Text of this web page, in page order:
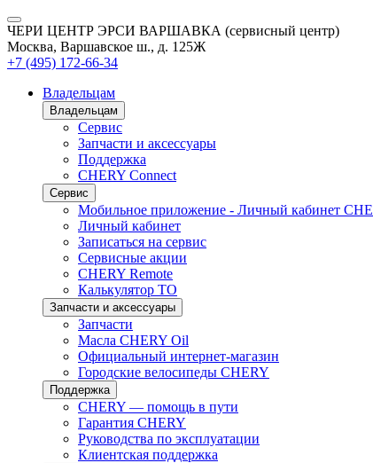
ЧЕРИ ЦЕНТР ЭРСИ ВАРШАВКА (сервисный центр)
Москва, Варшавское ш., д. 125Ж
+7 (495) 172-66-34
Владельцам
Владельцам
Сервис
Запчасти и аксессуары
Поддержка
CHERY Connect
Сервис
Мобильное приложение - Личный кабинет
Личный кабинет
Записаться на сервис
Сервисные акции
CHERY Remote
Калькулятор ТО
Запчасти и аксессуары
Запчасти
Масла CHERY Oil
Официальный интернет-магазин
Городские велосипеды CHERY
Поддержка
CHERY — помощь в пути
Гарантия CHERY
Руководства по эксплуатации
Клиентская поддержка